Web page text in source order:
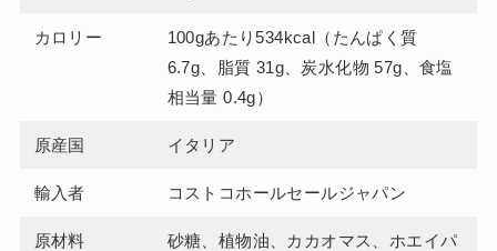
カロリー
100gあたり534kcal（たんぱく質
6.7g、脂質 31g、炭水化物 57g、食塩
相当量 0.4g）
原産国 イタリア
輸入者 コストコホールセールジャパン
原材料
砂糖、植物油、カカオマス、ホエイパ